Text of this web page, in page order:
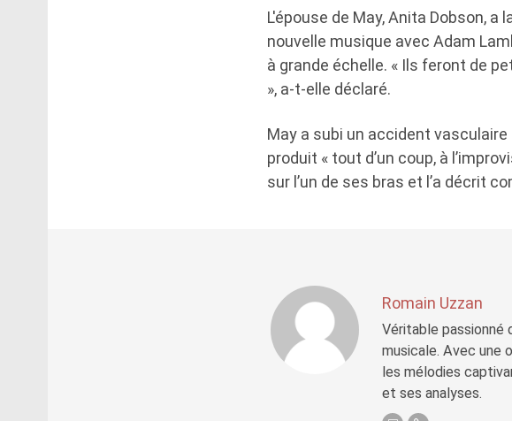
L'épouse de May, Anita Dobson,
nouvelle musique avec Adam
à grande échelle. « Ils feront de
», a-t-elle déclaré.
May a subi un accident vasculaire
produit « tout d’un coup, à
sur l’un de ses bras et l’a décrit
Romain Uzzan
Véritable passionné
musicale. Avec une
les mélodies
et ses analyses.